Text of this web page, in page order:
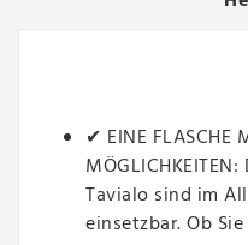
✔ EINE FLASCHE
Tavialo sind im
einsetzbar. Ob